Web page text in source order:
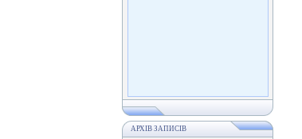
АРХІВ ЗАПИСІВ